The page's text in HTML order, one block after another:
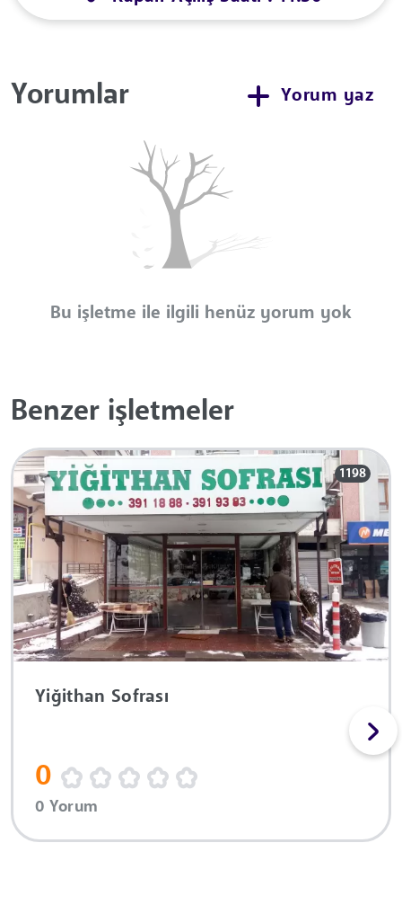
Yorumlar Yorum yaz
Bu işletme ile ilgili henüz yorum yok
Benzer işletmeler
1198
Yiğithan Sofrası
0
0 Yorum